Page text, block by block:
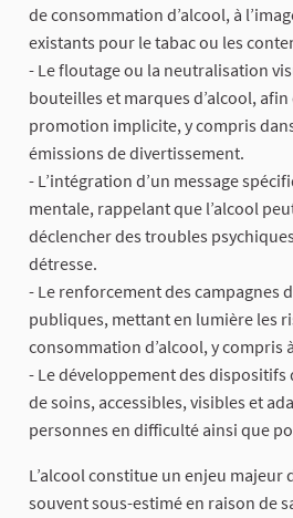
de consommation d’alcool, à
existants pour le tabac ou les
- Le floutage ou la neutralisation
bouteilles et marques d’alcool,
promotion implicite, y compris
émissions de divertissement.
- L’intégration d’un message
mentale, rappelant que l’alcool
déclencher des troubles
détresse.
- Le renforcement des campagnes
publiques, mettant en lumière les
consommation d’alcool, y compris
- Le développement des dispositifs
de soins, accessibles, visibles et
personnes en difficulté ainsi que
L’alcool constitue un enjeu
souvent sous-estimé en raison de